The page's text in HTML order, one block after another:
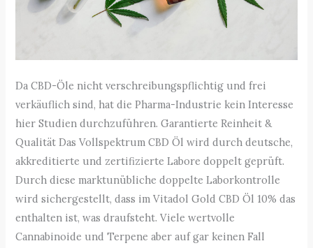
Da CBD-Öle nicht verschreibungspflichtig und frei
verkäuflich sind, hat die Pharma-Industrie kein Interesse
hier Studien durchzuführen. Garantierte Reinheit &
Qualität Das Vollspektrum CBD Öl wird durch deutsche,
akkreditierte und zertifizierte Labore doppelt geprüft.
Durch diese marktunübliche doppelte Laborkontrolle
wird sichergestellt, dass im Vitadol Gold CBD Öl 10% das
enthalten ist, was draufsteht. Viele wertvolle
Cannabinoide und Terpene aber auf gar keinen Fall